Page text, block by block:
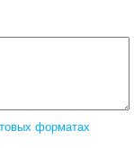
форматах